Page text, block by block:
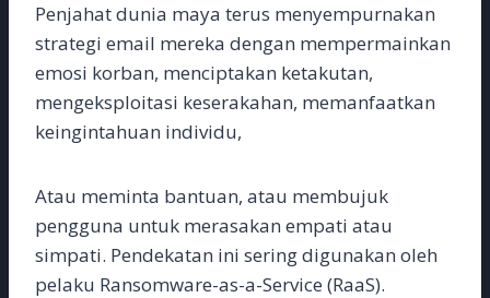
Penjahat dunia maya terus menyempurnakan
strategi email mereka dengan mempermainkan
emosi korban, menciptakan ketakutan,
mengeksploitasi keserakahan, memanfaatkan
keingintahuan individu,
Atau meminta bantuan, atau membujuk
pengguna untuk merasakan empati atau
simpati. Pendekatan ini sering digunakan oleh
pelaku Ransomware-as-a-Service (RaaS).